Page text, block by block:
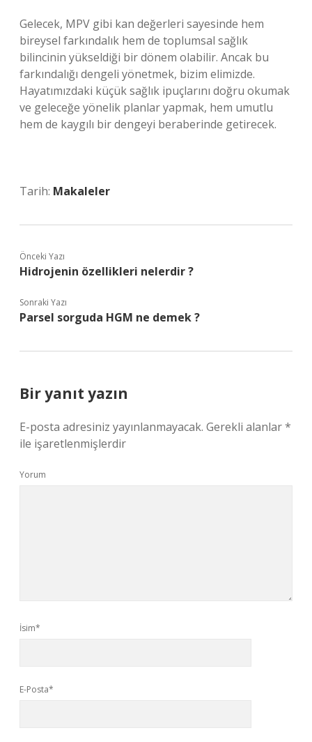
Gelecek, MPV gibi kan değerleri sayesinde hem
bireysel farkındalık hem de toplumsal sağlık
bilincinin yükseldiği bir dönem olabilir. Ancak bu
farkındalığı dengeli yönetmek, bizim elimizde.
Hayatımızdaki küçük sağlık ipuçlarını doğru okumak
ve geleceğe yönelik planlar yapmak, hem umutlu
hem de kaygılı bir dengeyi beraberinde getirecek.
Tarih: Makaleler
Önceki Yazı
Hidrojenin özellikleri nelerdir ?
Sonraki Yazı
Parsel sorguda HGM ne demek ?
Bir yanıt yazın
E-posta adresiniz yayınlanmayacak. Gerekli alanlar*
ile işaretlenmişlerdir
Yorum
İsim*
E-Posta*